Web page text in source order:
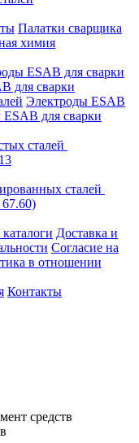
Палатки сварщика
химия
ESAB для сварки
для сварки
Электроды ESAB
для сварки
сталей
сталей
Доставка и
Согласие на
в отношении
Контакты
средств